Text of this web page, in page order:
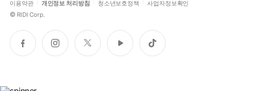
이용약관 개인정보 처리방침 청소년보호정책 사업자정보확인
© RIDI Corp.
페
이
인
스
트
위
유
튜
틱
톡